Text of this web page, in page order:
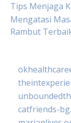
Tips Menjaga
Mengatasi
Rambut
catfriends-